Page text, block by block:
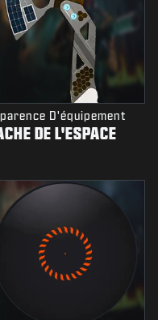
D'équipement
DE L'ESPACE